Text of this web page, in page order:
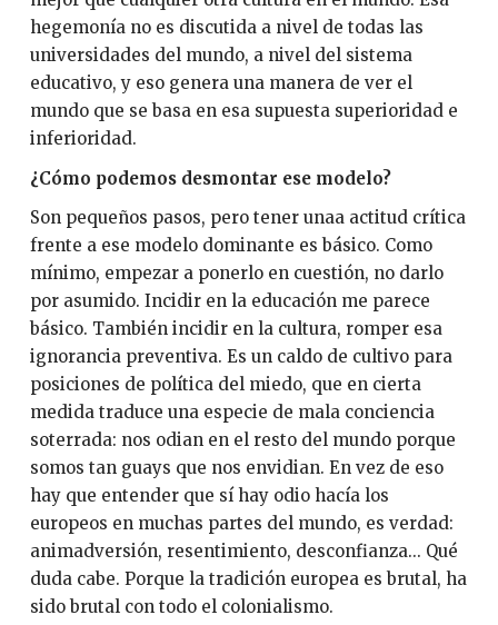
hegemonía no es discutida a nivel de todas las
universidades del mundo, a nivel del sistema
educativo, y eso genera una manera de ver el
mundo que se basa en esa supuesta superioridad e
inferioridad.
¿Cómo podemos desmontar ese modelo?
Son pequeños pasos, pero tener unaa actitud crítica
frente a ese modelo dominante es básico. Como
mínimo, empezar a ponerlo en cuestión, no darlo
por asumido. Incidir en la educación me parece
básico. También incidir en la cultura, romper esa
ignorancia preventiva. Es un caldo de cultivo para
posiciones de política del miedo, que en cierta
medida traduce una especie de mala conciencia
soterrada: nos odian en el resto del mundo porque
somos tan guays que nos envidian. En vez de eso
hay que entender que sí hay odio hacía los
europeos en muchas partes del mundo, es verdad:
animadversión, resentimiento, desconfianza... Qué
duda cabe. Porque la tradición europea es brutal, ha
sido brutal con todo el colonialismo.